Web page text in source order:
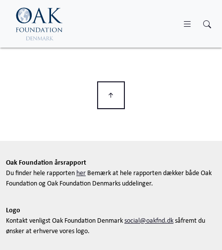
Skip to main content
Oak Foundation årsrapport
Du finder hele rapporten her Bemærk at hele rapporten dækker både Oak
Foundation og Oak Foundation Denmarks uddelinger.
Logo
Kontakt venligst Oak Foundation Denmarksocial@oakfnd.dksåfremt du
ønsker at erhverve vores logo.